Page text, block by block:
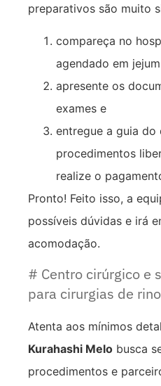
preparativos são muito
compareça no
agendado em
apresente os
exames e
entregue a guia
procedimentos
realize o
Pronto! Feito isso, a
possíveis dúvidas e irá
acomodação.
# Centro cirúrgico e
para cirurgias de
Atenta aos mínimos
Kurahashi Melo busca
procedimentos e